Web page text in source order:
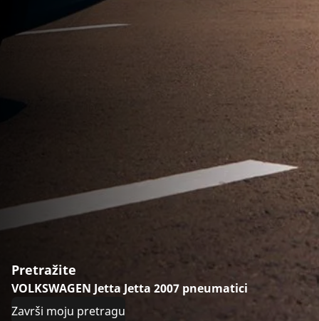
Pretražite
VOLKSWAGEN Jetta Jetta 2007 pneumatici
Završi moju pretragu